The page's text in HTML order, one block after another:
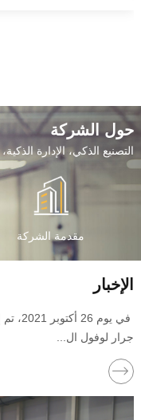
حول الشركة
التصنيع الذكي، الإدارة
مقدمة الشركة
الإخبار
جرار لوفول ال...
